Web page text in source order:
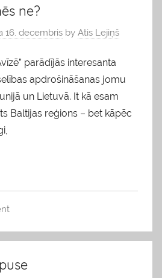
ne?
16. decembris by Atis Lejiņš
parādījās interesanta
apdrošināšanas jomu
un Lietuvā. It kā esam
Baltijas reģions – bet kāpēc